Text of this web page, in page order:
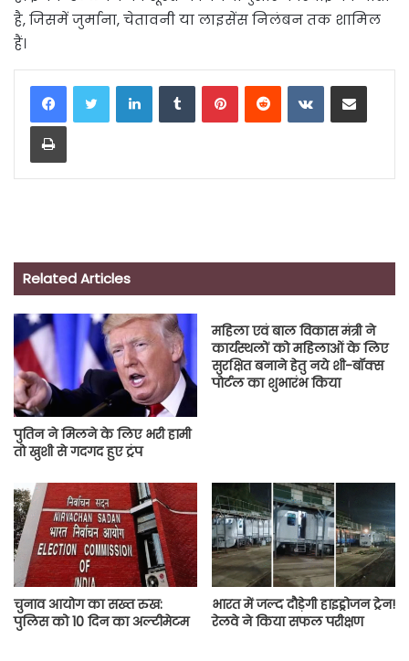
है, जिसमें जुर्माना, चेतावनी या लाइसेंस निलंबन तक शामिल
हैं।
LinkedInTumblrPinterestReddit VKontakteShare via Email
Print
Related Articles
पुतिन ने मिलने के लिए भरी हामी
तो खुशी से गदगद हुए ट्रंप
महिला एवं बाल विकास मंत्री ने
कार्यस्थलों को महिलाओं के लिए
सुरक्षित बनाने हेतु नये शी-बॉक्स
पोर्टल का शुभारंभ किया
चुनाव आयोग का सख्त रुख:
पुलिस को 10 दिन का अल्टीमेटम
भारत में जल्द दौड़ेगी हाइड्रोजन ट्रेन!
रेलवे ने किया सफल परीक्षण